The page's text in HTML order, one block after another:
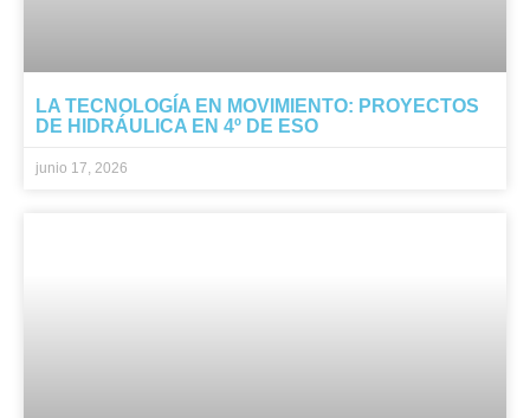
LA TECNOLOGÍA EN MOVIMIENTO: PROYECTOS
DE HIDRÁULICA EN 4º DE ESO
junio 17, 2026